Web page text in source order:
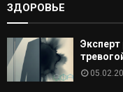
ЗДОРОВЬЕ
Эксперт